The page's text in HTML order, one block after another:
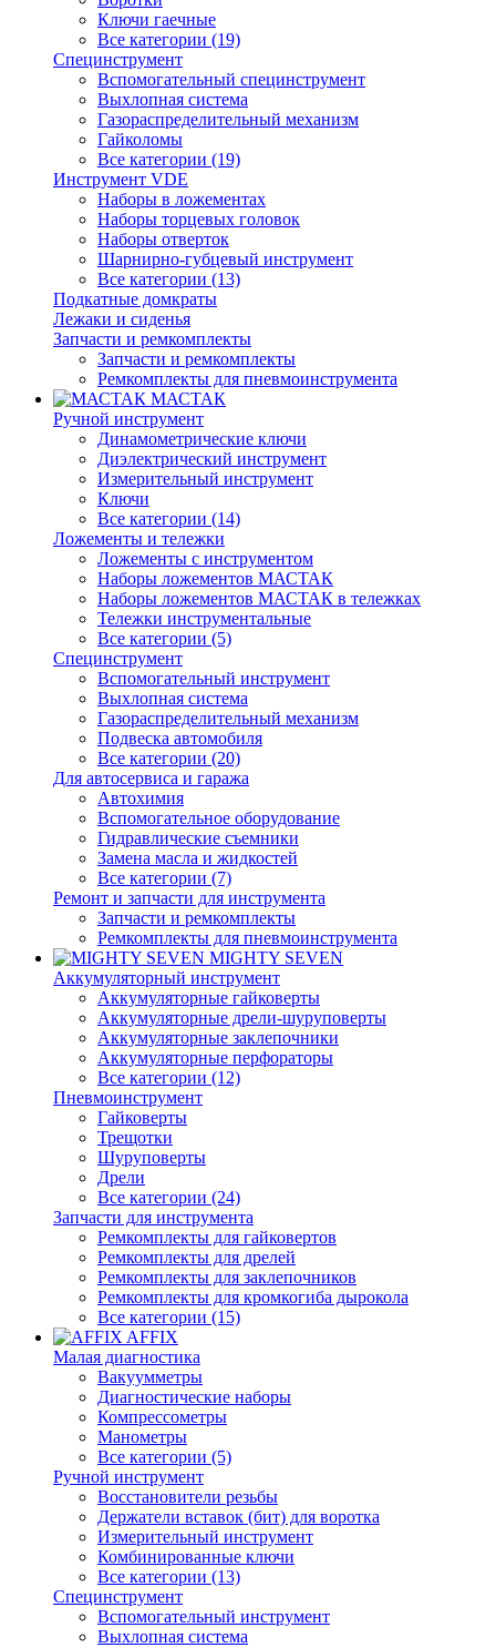
Ключи гаечные
Все категории (19)
Специнструмент
Вспомогательный специнструмент
Выхлопная система
Газораспределительный механизм
Гайколомы
Все категории (19)
Инструмент VDE
Наборы в ложементах
Наборы торцевых головок
Наборы отверток
Шарнирно-губцевый инструмент
Все категории (13)
Подкатные домкраты
Лежаки и сиденья
Запчасти и ремкомплекты
Запчасти и ремкомплекты
Ремкомплекты для пневмоинструмента
МАСТАК
Ручной инструмент
Динамометрические ключи
Диэлектрический инструмент
Измерительный инструмент
Ключи
Все категории (14)
Ложементы и тележки
Ложементы с инструментом
Наборы ложементов МАСТАК
Наборы ложементов МАСТАК в тележках
Тележки инструментальные
Все категории (5)
Специнструмент
Вспомогательный инструмент
Выхлопная система
Газораспределительный механизм
Подвеска автомобиля
Все категории (20)
Для автосервиса и гаража
Автохимия
Вспомогательное оборудование
Гидравлические съемники
Замена масла и жидкостей
Все категории (7)
Ремонт и запчасти для инструмента
Запчасти и ремкомплекты
Ремкомплекты для пневмоинструмента
MIGHTY SEVEN
Аккумуляторный инструмент
Аккумуляторные гайковерты
Аккумуляторные дрели-шуруповерты
Аккумуляторные заклепочники
Аккумуляторные перфораторы
Все категории (12)
Пневмоинструмент
Гайковерты
Трещотки
Шуруповерты
Дрели
Все категории (24)
Запчасти для инструмента
Ремкомплекты для гайковертов
Ремкомплекты для дрелей
Ремкомплекты для заклепочников
Ремкомплекты для кромкогиба дырокола
Все категории (15)
AFFIX
Малая диагностика
Вакуумметры
Диагностические наборы
Компрессометры
Манометры
Все категории (5)
Ручной инструмент
Восстановители резьбы
Держатели вставок (бит) для воротка
Измерительный инструмент
Комбинированные ключи
Все категории (13)
Специнструмент
Вспомогательный инструмент
Выхлопная система